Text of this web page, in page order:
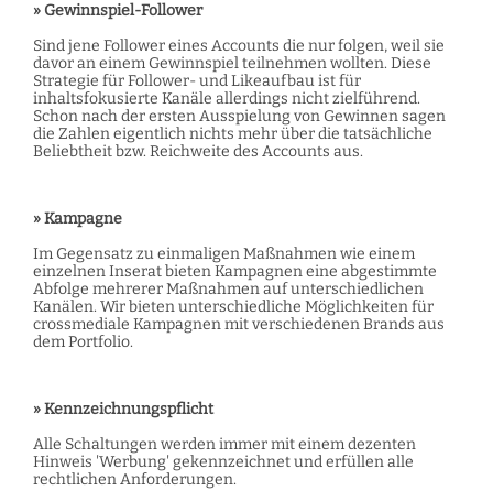
» Gewinnspiel-Follower
Sind jene Follower eines Accounts die nur folgen, weil sie
davor an einem Gewinnspiel teilnehmen wollten. Diese
Strategie für Follower- und Likeaufbau ist für
inhaltsfokusierte Kanäle allerdings nicht zielführend.
Schon nach der ersten Ausspielung von Gewinnen sagen
die Zahlen eigentlich nichts mehr über die tatsächliche
Beliebtheit bzw. Reichweite des Accounts aus.
» Kampagne
Im Gegensatz zu einmaligen Maßnahmen wie einem
einzelnen Inserat bieten Kampagnen eine abgestimmte
Abfolge mehrerer Maßnahmen auf unterschiedlichen
Kanälen. Wir bieten unterschiedliche Möglichkeiten für
crossmediale Kampagnen mit verschiedenen Brands aus
dem Portfolio.
» Kennzeichnungspflicht
Alle Schaltungen werden immer mit einem dezenten
Hinweis 'Werbung' gekennzeichnet und erfüllen alle
rechtlichen Anforderungen.